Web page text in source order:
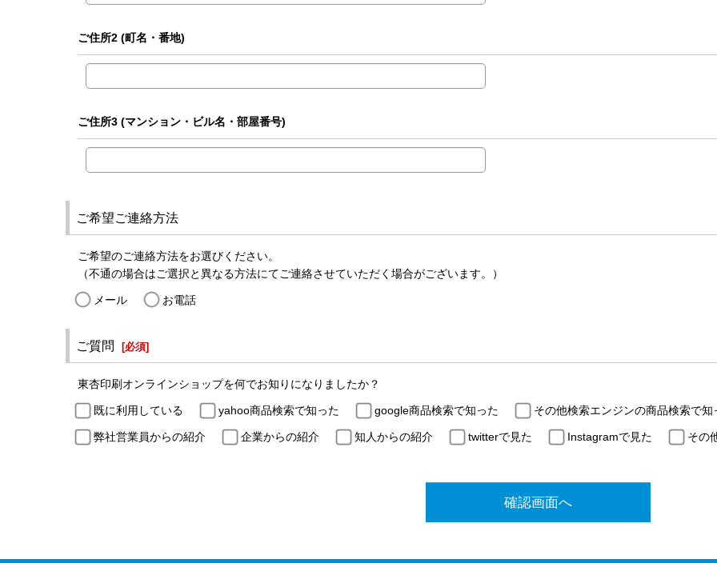
ご住所2 (町名・番地)
ご住所3 (マンション・ビル名・部屋番号)
ご希望ご連絡方法
ご希望のご連絡方法をお選びください。
（不通の場合はご選択と異なる方法にてご連絡させていただく場合がございます。）
メール お電話
ご質問 [必須]
東杏印刷オンラインショップを何でお知りになりましたか？
既に利用している yahoo商品検索で知った google商品検索で知った その他検索エンジンの商品検索で知
弊社営業員からの紹介 企業からの紹介 知人からの紹介 twitterで見た Instagramで見た その
確認画面へ